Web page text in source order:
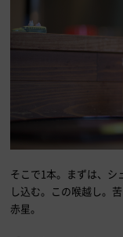
そこで1本。まずは、シ
し込む。この喉越し。
赤星。